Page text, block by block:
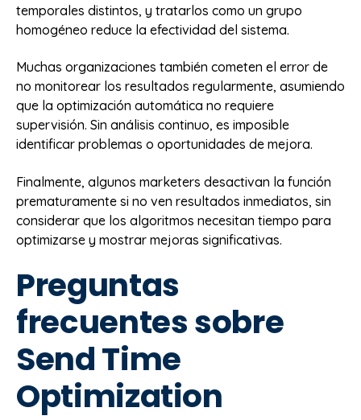
temporales distintos, y tratarlos como un grupo
homogéneo reduce la efectividad del sistema.
Muchas organizaciones también cometen el error de
no monitorear los resultados regularmente, asumiendo
que la optimización automática no requiere
supervisión. Sin análisis continuo, es imposible
identificar problemas o oportunidades de mejora.
Finalmente, algunos marketers desactivan la función
prematuramente si no ven resultados inmediatos, sin
considerar que los algoritmos necesitan tiempo para
optimizarse y mostrar mejoras significativas.
Preguntas
frecuentes sobre
Send Time
Optimization